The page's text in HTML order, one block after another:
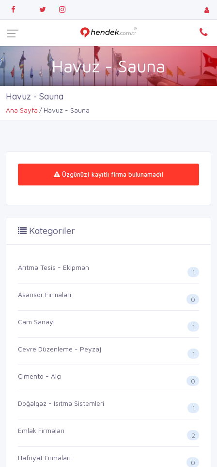
Havuz - Sauna
Havuz - Sauna
Ana Sayfa Havuz - Sauna
Üzgünüz! kayıtlı firma bulunamadı!
Kategoriler
Arıtma Tesis - Ekipman
1
Asansör Firmaları
0
Cam Sanayi
1
Çevre Düzenleme - Peyzaj
1
Çimento - Alçı
0
Doğalgaz - Isıtma Sistemleri
1
Emlak Firmaları
2
Hafriyat Firmaları
0